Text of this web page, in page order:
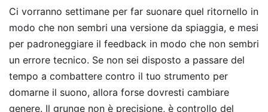
Ci vorranno settimane per far suonare quel ritornello in
modo che non sembri una versione da spiaggia, e mesi
per padroneggiare il feedback in modo che non sembri
un errore tecnico. Se non sei disposto a passare del
tempo a combattere contro il tuo strumento per
domarne il suono, allora forse dovresti cambiare
genere. Il grunge non è precisione, è controllo del